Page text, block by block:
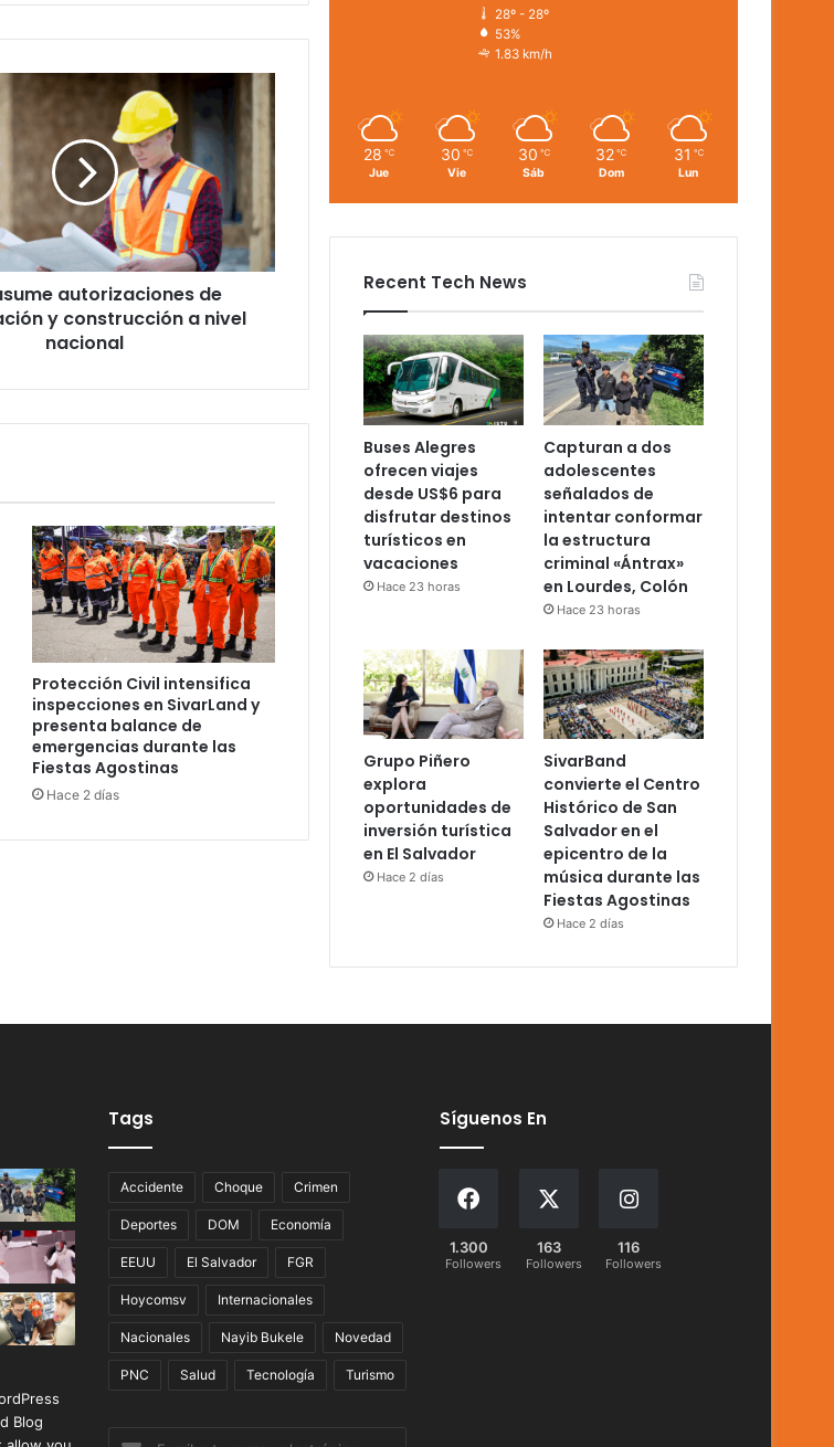
autorizaciones de
y construcción a nivel
nacional
Protección Civil intensifica
inspecciones en SivarLand y
presenta balance de
emergencias durante las
Fiestas Agostinas
Hace 2 días
28º - 28º
53%
1.83 km/h
28 ℃
Jue
30 ℃
Vie
30 ℃
Sáb
32 ℃
Dom
31 ℃
Lun
Recent Tech News
Buses Alegres
ofrecen viajes
desde US$6 para
disfrutar destinos
turísticos en
vacaciones
Hace 23 horas
Capturan a dos
adolescentes
señalados de
intentar conformar
la estructura
criminal «Ántrax»
en Lourdes, Colón
Hace 23 horas
Grupo Piñero
explora
oportunidades de
inversión turística
en El Salvador
Hace 2 días
SivarBand
convierte el Centro
Histórico de San
Salvador en el
epicentro de la
música durante las
Fiestas Agostinas
Hace 2 días
Blog
Tags
Accidente Choque Crimen
Deportes DOM Economía
EEUU El Salvador FGR
Hoycomsv Internacionales
Nacionales Nayib Bukele Novedad
PNC Salud Tecnología Turismo
Síguenos En
1.300
Followers
163
Followers
116
Followers